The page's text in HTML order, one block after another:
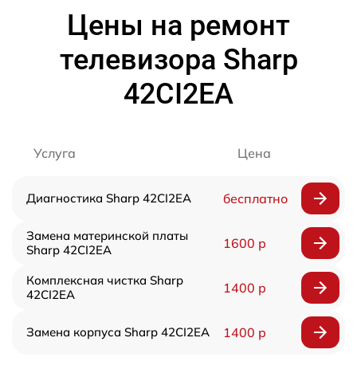
Цены на ремонт
телевизора Sharp
42CI2EA
Услуга Цена
Диагностика Sharp 42CI2EA бесплатно
Замена материнской платы
Sharp 42CI2EA
1600 р
Комплексная чистка Sharp
42CI2EA
1400 р
Замена корпуса Sharp 42CI2EA 1400 р